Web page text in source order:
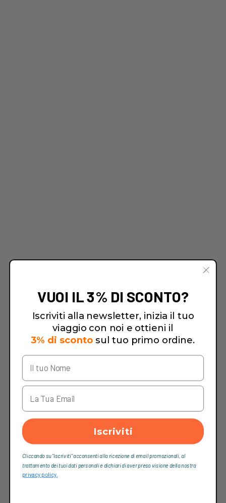
VUOI IL 3% DI SCONTO?
Iscriviti alla newsletter, inizia il tuo
viaggio con noi e ottieni il
3% di sconto sul tuo primo ordine.
Iscriviti
Cliccando su “Iscriviti“ acconsenti alla ricezione di email promozionali, al
trattamento dei tuoi dati personali e dichiari di aver preso visione della nostra
privacy policy.